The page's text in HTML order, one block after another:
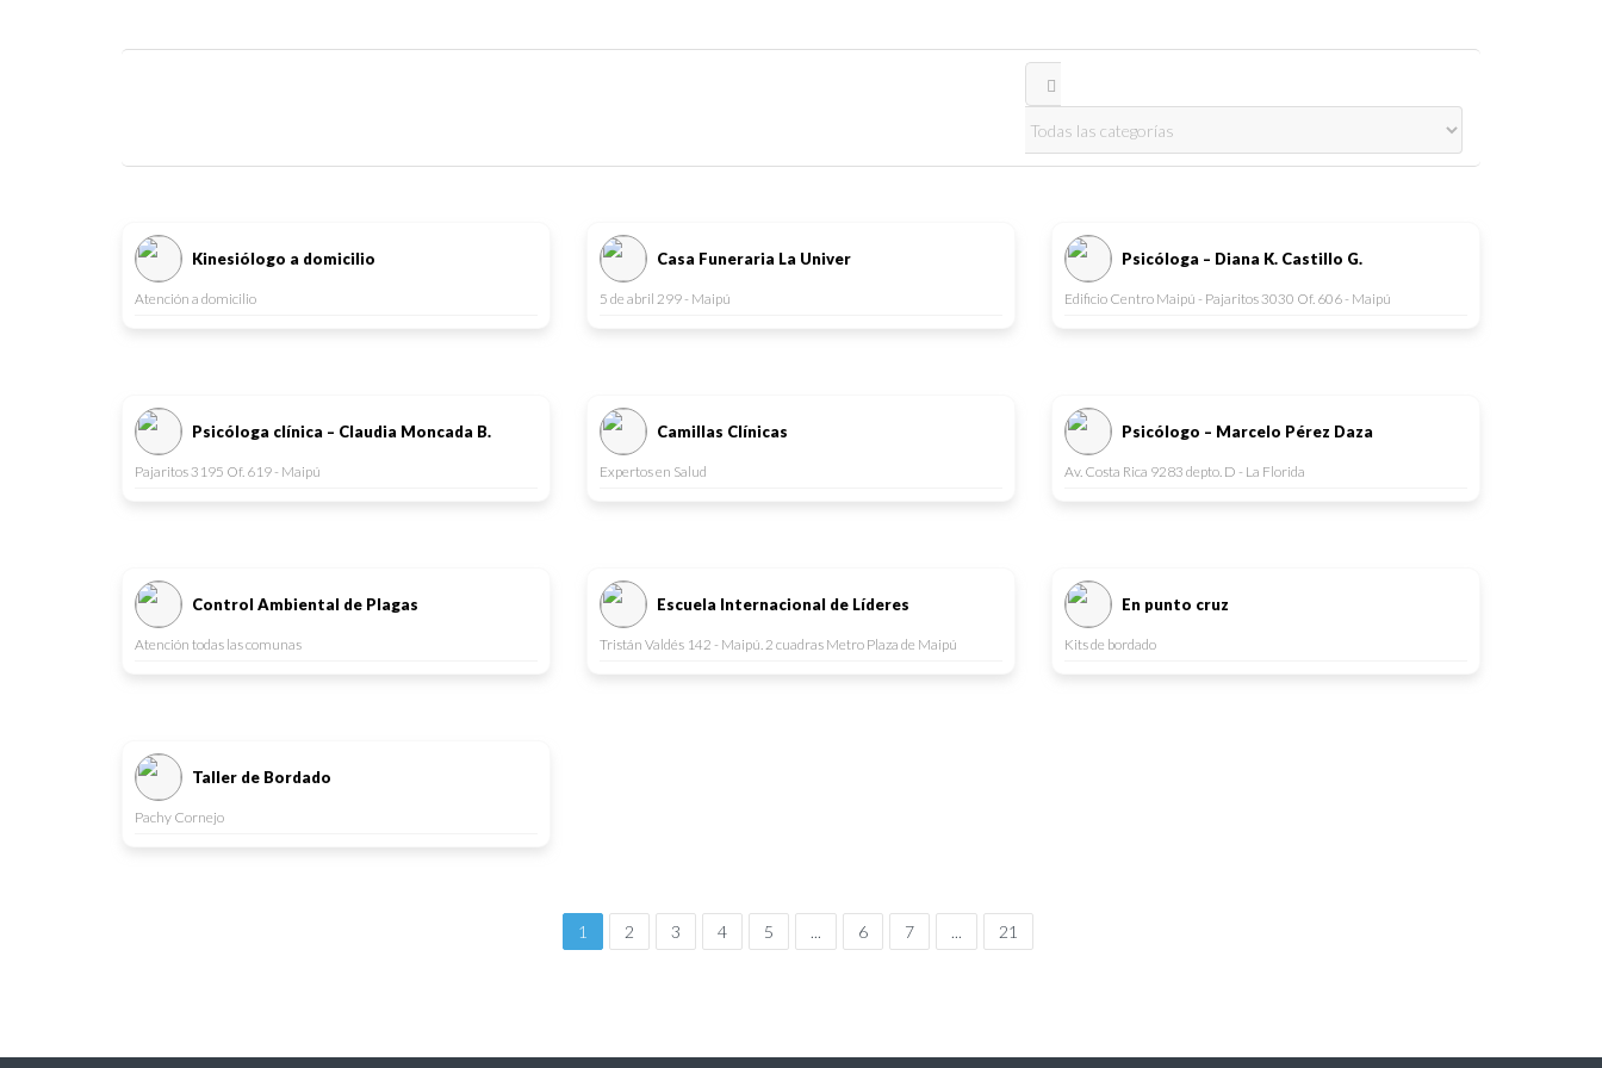
Kinesiólogo a domicilio
Atención a domicilio
Casa Funeraria La Univer
5 de abril 299 - Maipú
Psicóloga – Diana K. Castillo G.
Edificio Centro Maipú - Pajaritos 3030 Of. 606 - Maipú
Psicóloga clínica – Claudia Moncada B.
Pajaritos 3195 Of. 619 - Maipú
Camillas Clínicas
Expertos en Salud
Psicólogo – Marcelo Pérez Daza
Av. Costa Rica 9283 depto. D - La Florida
Control Ambiental de Plagas
Atención todas las comunas
Escuela Internacional de Líderes
Tristán Valdés 142 - Maipú. 2 cuadras Metro Plaza de Maipú
En punto cruz
Kits de bordado
Taller de Bordado
Pachy Cornejo
1 2 3 4 5 ... 6 7 ... 21